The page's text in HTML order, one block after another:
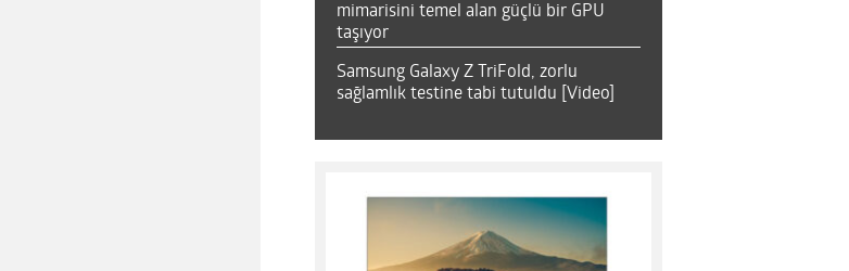
mimarisini temel alan güçlü bir GPU
taşıyor
Samsung Galaxy Z TriFold, zorlu
sağlamlık testine tabi tutuldu [Video]